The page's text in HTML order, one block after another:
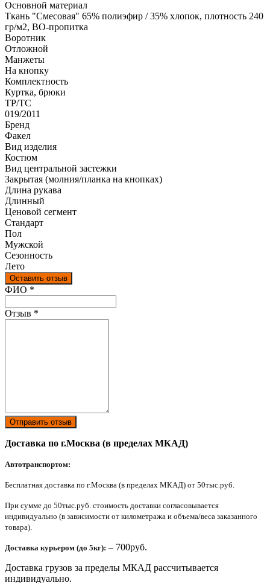
Основной материал
Ткань "Смесовая" 65% полиэфир / 35% хлопок, плотность 240
гр/м2, ВО-пропитка
Воротник
Отложной
Манжеты
На кнопку
Комплектность
Куртка, брюки
ТР/ТС
019/2011
Бренд
Факел
Вид изделия
Костюм
Вид центральной застежки
Закрытая (молния/планка на кнопках)
Длина рукава
Длинный
Ценовой сегмент
Стандарт
Пол
Мужской
Сезонность
Лето
Оставить отзыв
Ваш отзыв был отправлен!
ФИО *
Отзыв *
Отправить отзыв
Доставка по г.Москва (в пределах МКАД)
Автотранспортом:
Бесплатная доставка по г.Москва (в пределах МКАД) от 50тыс.руб.
При сумме до 50тыс.руб. стоимость доставки согласовывается
индивидуально (в зависимости от километража и объема/веса заказанного
товара).
Доставка курьером (до 5кг): – 700руб.
Доставка грузов за пределы МКАД рассчитывается
индивидуально.